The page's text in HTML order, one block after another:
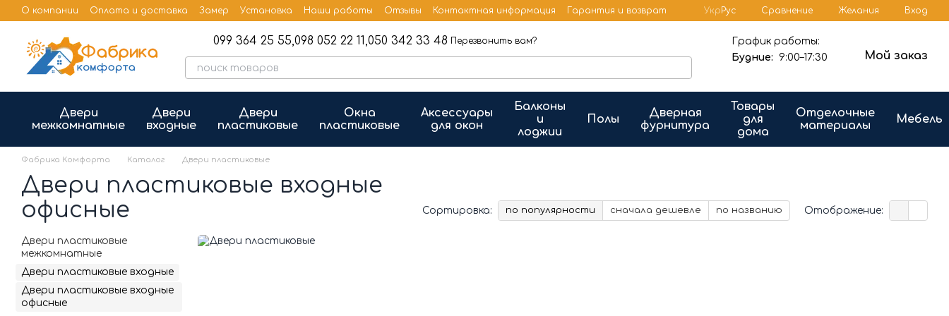
Перейти к основному контенту
О компании Оплата и доставка Замер Установка Наши работы Отзывы Контактная информация
Гарантия и возврат
Бренды
Публичная оферта
УкрРус Сравнение Желания Вход
099 364 25 55,098 052 22 11,050 342 33 48 Перезвонить вам?
График работы:
Будние:
9:00–17:30 Мой заказ
Двери
межкомнатные
Двери
входные
Двери
пластиковые
Окна
пластиковые
Аксессуары
для окон
Балконы
и
лоджии
Полы
Дверная
фурнитура
Товары
для
дома
Отделочные
материалы
Мебель
Фабрика Комфорта Каталог Двери пластиковые
Двери пластиковые входные
офисные
Сортировка: по популярности сначала дешевле по названию Отображение:
Двери пластиковые
межкомнатные
Двери пластиковые входные
Двери пластиковые входные
офисные